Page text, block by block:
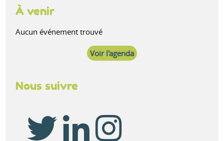
À venir
Aucun événement trouvé
Voir l'agenda
Nous suivre